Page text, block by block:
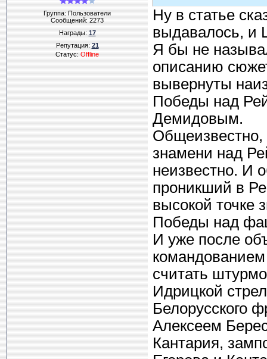
Группа: Пользователи
Сообщений:2273
Награды:17
Репутация:21
Статус:Offline
Ну в статье
выдавалось, и
Я бы не
описанию
вывернуты
Победы над
Демидовым.
Общеизвестно,
знамени над
неизвестно. И
проникший в
высокой точке
Победы над
И уже после
считать
Идрицкой
Белорусского
Алексеем
Кантария,